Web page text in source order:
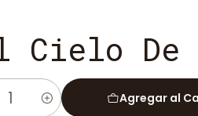
Cielo De
Agregar al